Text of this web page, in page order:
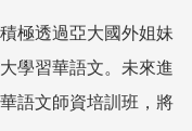
極透過亞大國外姐妹
學習華語文。未來進
語文師資培訓班，將